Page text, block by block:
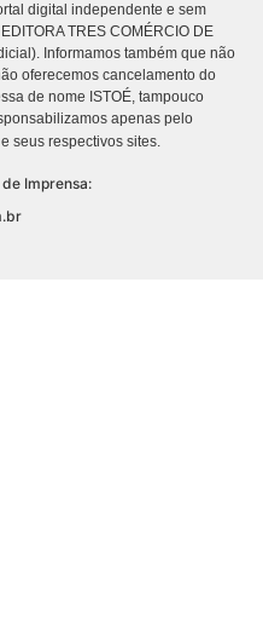
digital independente e sem
TRES COMÉRCIO DE
Informamos também que não
oferecemos cancelamento do
de nome ISTOÉ, tampouco
apenas pelo
e seus respectivos sites.
Imprensa: